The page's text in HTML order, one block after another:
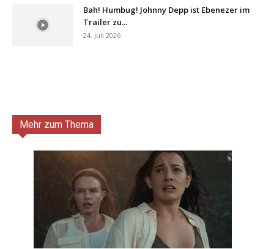
Bah! Humbug! Johnny Depp ist Ebenezer im
Trailer zu...
24. Juli 2026
Mehr zum Thema